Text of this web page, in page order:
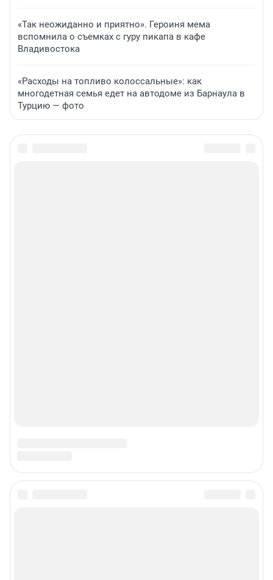
«Так неожиданно и приятно». Героиня мема
вспомнила о съемках с гуру пикапа в кафе
Владивостока
«Расходы на топливо колоссальные»: как
многодетная семья едет на автодоме из Барнаула в
Турцию — фото